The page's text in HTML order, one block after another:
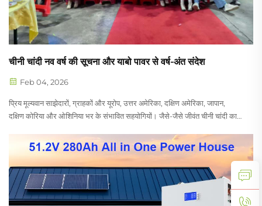
चीनी चांदी नव वर्ष की सूचना और याबो पावर से वर्ष-अंत संदेश
Feb 04, 2026
प्रिय मूल्यवान साझेदारों, ग्राहकों और यूरोप, उत्तर अमेरिका, दक्षिण अमेरिका, जापान,
दक्षिण कोरिया और ओशिनिया भर के संभावित सहयोगियों। जैसे-जैसे जीवंत चीनी चांदी का
करता है...